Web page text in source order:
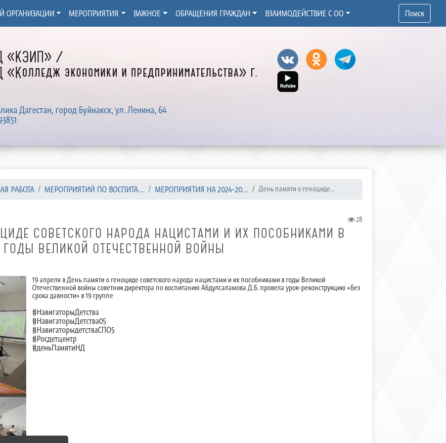
«КЭИП» /
экономики и предпринимательства» г.
Дагестан, город Буйнакск, ул. Ленина, 64
ОРГАНИЗАЦИИ МЕРОПРИЯТИЯ ВАЖНОЕ ОБРАЩЕНИЯ ГРАЖДАН ВЗАИМОДЕЙСТВИЕ С ОО Поиск
РАБОТА МЕРОПРИЯТИЙ ПО ВОСПИТА... МЕРОПРИЯТИЯ НА 2024-20... День памяти о геноциде...
28
СОВЕТСКОГО НАРОДА НАЦИСТАМИ И ИХ ПОСОБНИКАМИ В
ГОДЫ ВЕЛИКОЙ ОТЕЧЕСТВЕННОЙ ВОЙНЫ
19 апреля в День памяти о геноциде советского народа нацистами и их пособниками в годы Великой
Отечественной войны советник директора по воспитанию Абдулсаламова Д.Б. провела урок-реконструкцию «Без
срока давности» в 19 группе
#НавигаторыДетства
#НавигаторыДетства05
#НавигаторыдетстваСПО5
#Росдетцентр
#деньПамятиНД